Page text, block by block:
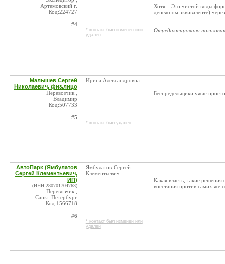
Артемовский г.
Код:224727
#4
* контакт был изменен или
удален
Хотя... Это чистой воды
денежном эквиваленте)
Отредактировано
Малышев Сергей
Николаевич, физ.лицо
Перевозчик ,
Владимир
Код:507733
#5
Ирина Александровна
* контакт был удален
Беспредельщики,ужас
АвтоПарк (Ямбулатов
Сергей Клементьевич,
ИП)
(ИНН:280701704763)
Перевозчик ,
Санкт-Петербург
Код:1566718
#6
Ямбулатов Сергей
Клементьевич
* контакт был изменен или
удален
Какая власть, такие
восстания против самих же